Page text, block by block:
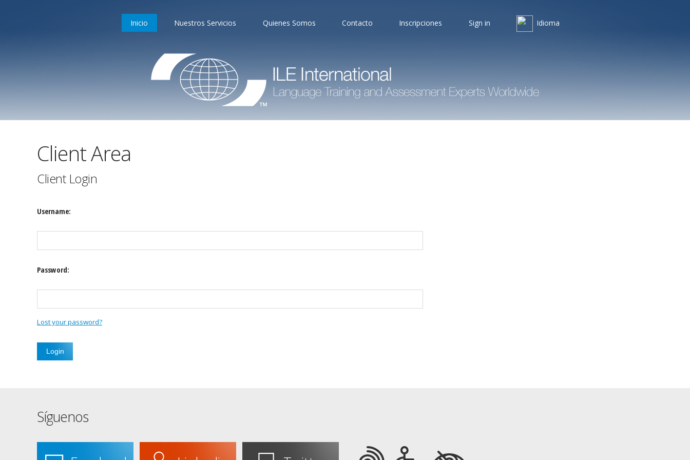
Inicio Nuestros Servicios Quienes Somos Contacto Inscripciones Sign in Idioma
Client Area
ClientLogin
Username:
Password:
Lost your password?
Síguenos